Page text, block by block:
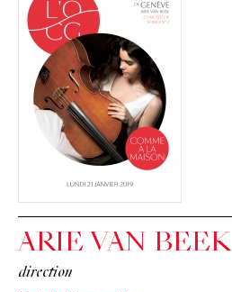
ARIE VAN BEEK
direction